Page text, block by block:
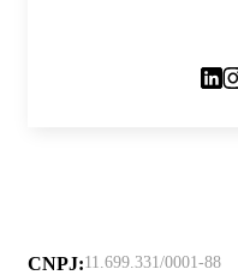
CNPJ:11.699.331/0001-88